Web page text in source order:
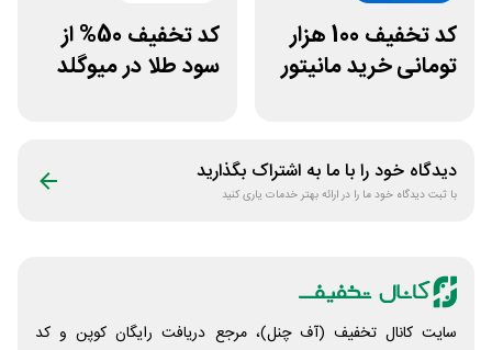
کد تخفیف 100 هزار
تومانی خرید مانیتور
کد تخفیف 50% از
سود طلا در میوگلد
دیدگاه خود را با ما به اشتراک بگذارید
با ثبت دیدگاه خود ما را در ارائه بهتر خدمات یاری کنید
سایت کانال تخفیف (آف چنل)، مرجع دریافت رایگان کوپن و کد